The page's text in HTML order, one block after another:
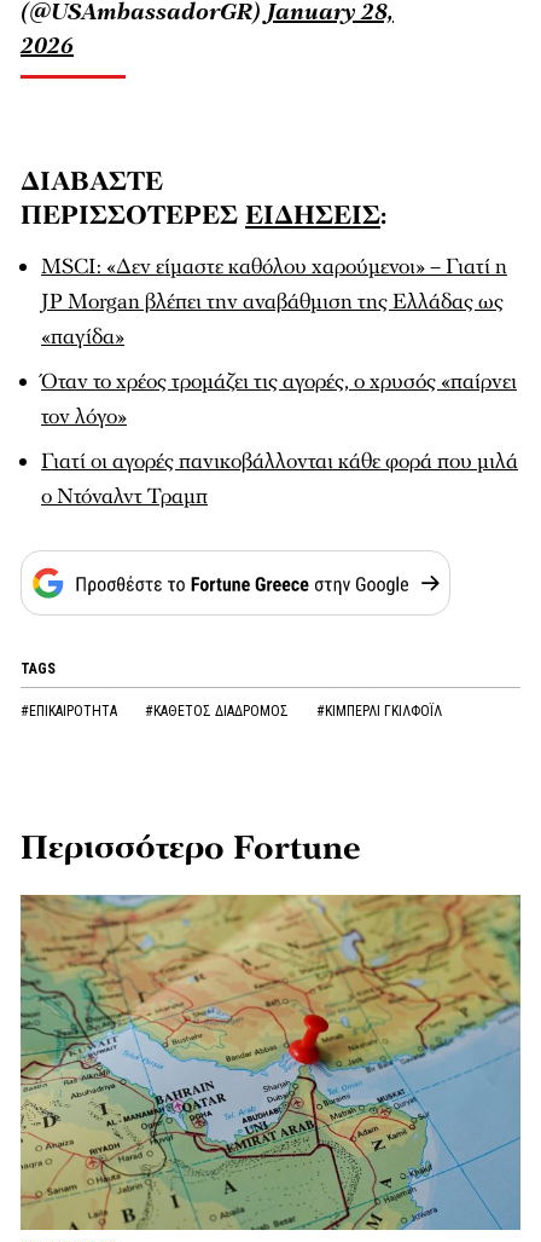
(@USAmbassadorGR) January 28,
2026
ΔΙΑΒΑΣΤΕ
ΠΕΡΙΣΣΟΤΕΡΕΣ ΕΙΔΗΣΕΙΣ:
MSCI: «Δεν είμαστε καθόλου χαρούμενοι» – Γιατί η
JP Morgan βλέπει την αναβάθμιση της Ελλάδας ως
«παγίδα»
Όταν το χρέος τρομάζει τις αγορές, ο χρυσός «παίρνει
τον λόγο»
Γιατί οι αγορές πανικοβάλλονται κάθε φορά που μιλά
ο Ντόναλντ Τραμπ
TAGS
#ΕΠΙΚΑΙΡΟΤΗΤΑ #ΚΑΘΕΤΟΣ ΔΙΑΔΡΟΜΟΣ #ΚΙΜΠΕΡΛΙ ΓΚΙΛΦΟΪΛ
Περισσότερο Fortune